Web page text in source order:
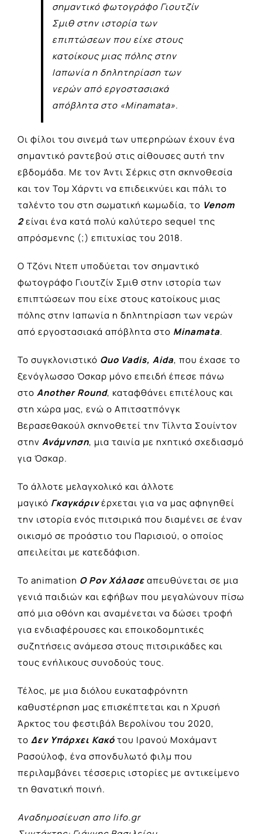
σημαντικό φωτογράφο Γιουτζίν
Σμιθ στην ιστορία των
επιπτώσεων που είχε στους
κατοίκους μιας πόλης στην
Ιαπωνία η δηλητηρίαση των
νερών από εργοστασιακά
απόβλητα στο «Minamata».
Οι φίλοι του σινεμά των υπερηρώων έχουν ένα
σημαντικό ραντεβού στις αίθουσες αυτή την
εβδομάδα. Με τον Άντι Σέρκις στη σκηνοθεσία
και τον Τομ Χάρντι να επιδεικνύει και πάλι το
ταλέντο του στη σωματική κωμωδία, το Venom
2είναι ένα κατά πολύ καλύτερο sequel της
απρόσμενης (;) επιτυχίας του 2018.
O Tζόνι Ντεπ υποδύεται τον σημαντικό
φωτογράφο Γιουτζίν Σμιθ στην ιστορία των
επιπτώσεων που είχε στους κατοίκους μιας
πόλης στην Ιαπωνία η δηλητηρίαση των νερών
από εργοστασιακά απόβλητα στο Minamata.
Το συγκλονιστικό Quo Vadis, Aida, που έχασε το
ξενόγλωσσο Όσκαρ μόνο επειδή έπεσε πάνω
στο Another Round, καταφθάνει επιτέλους και
στη χώρα μας, ενώ ο Απιτσατπόνγκ
Βερασεθακούλ σκηνοθετεί την Τίλντα Σουίντον
στην Ανάμνηση, μια ταινία με ηχητικό σχεδιασμό
για Όσκαρ.
Το άλλοτε μελαγχολικό και άλλοτε
μαγικό Γκαγκάρινέρχεται για να μας αφηγηθεί
την ιστορία ενός πιτσιρικά που διαμένει σε έναν
οικισμό σε προάστιο του Παρισιού, ο οποίος
απειλείται με κατεδάφιση.
Το animation O Ρον Χάλασεαπευθύνεται σε μια
γενιά παιδιών και εφήβων που μεγαλώνουν πίσω
από μια οθόνη και αναμένεται να δώσει τροφή
για ενδιαφέρουσες και εποικοδομητικές
συζητήσεις ανάμεσα στους πιτσιρικάδες και
τους ενήλικους συνοδούς τους.
Τέλος, με μια διόλου ευκαταφρόνητη
καθυστέρηση μας επισκέπτεται και η Χρυσή
Άρκτος του φεστιβάλ Βερολίνου του 2020,
το Δεν Υπάρχει Κακότου Ιρανού Μοχάμαντ
Ρασούλοφ, ένα σπονδυλωτό φιλμ που
περιλαμβάνει τέσσερις ιστορίες με αντικείμενο
τη θανατική ποινή.
Αναδημοσίευση απο lifo.gr